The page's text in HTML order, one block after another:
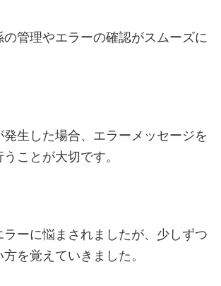
管理やエラーの確認がスムーズに
発生した場合、エラーメッセージを
ことが大切です。
ーに悩まされましたが、少しずつ
を覚えていきました。